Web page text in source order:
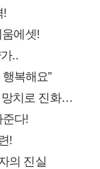
!
움에셋!
..
복해요”
망치로 진화…
준다!
!
의 진실